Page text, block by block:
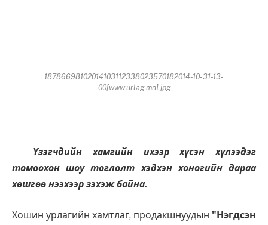
18786698102014103112338023570182014-10-31-13-
00[www.urlag.mn].jpg
Үзэгчдийн хамгийн ихээр хүсэн хүлээдэг
томоохон шоу тоглолт хэдхэн хоногийн дараа
хөшгөө нээхээр зэхэж байна.
Хошин урлагийн хамтлаг, продакшнуудын "Нэгдсэн